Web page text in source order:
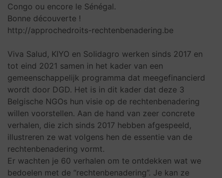
Congo ou encore le Sénégal.
Bonne découverte !
http://approchedroits-rechtenbenadering.be
Viva Salud, KIYO en Solidagro werken sinds 2017 en
tot eind 2021 samen in het kader van een
gemeenschappelijk programma dat meegefinancierd
wordt door DGD. Het is in dit kader dat deze 3
Belgische NGOs hun visie op de rechtenbenadering
willen voorstellen. Aan de hand van zeer concrete
verhalen, die zich sinds 2017 hebben afgespeeld,
illustreren ze wat volgens hen de essentie van de
rechtenbenadering vormt.
Er wachten je 60 verhalen om te ontdekken wat we
bedoelen met de “rechtenbenadering”. Je kan ze